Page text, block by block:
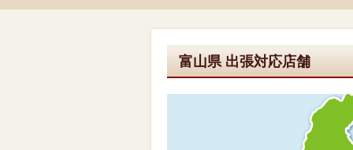
富山県 出張対応店舗